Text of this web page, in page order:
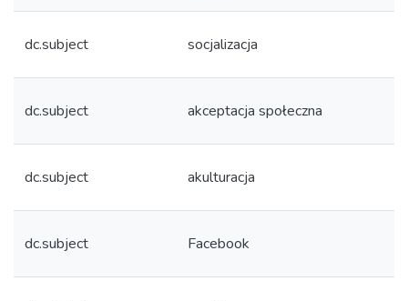
dc.subject socjalizacja
dc.subject akceptacja społeczna
dc.subject akulturacja
dc.subject Facebook